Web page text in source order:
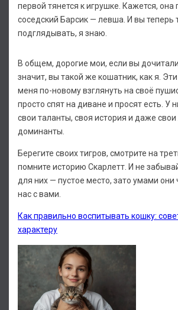
первой тянется к игрушке. Кажется,
соседский Барсик — левша. И вы теперь
подглядывать, я знаю.
В общем, дорогие мои, если вы
значит, вы такой же кошатник, как я.
меня по-новому взглянуть на своё
просто спят на диване и просят есть. У
свои таланты, своя история и даже
доминанты.
Берегите своих тигров, смотрите на
помните историю Скарлетт. И не
для них — пустое место, зато умами они
нас с вами.
Как правильно воспитывать кошку:
характеру